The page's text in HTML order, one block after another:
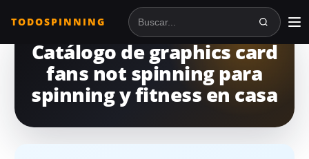
TODOSPINNING Buscar en TodoSpinning
Catálogo de graphics card
fans not spinning para
spinning y fitness en casa